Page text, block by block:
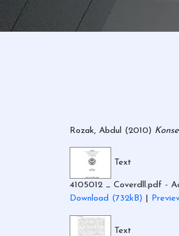
Rozak, Abdul (2010)
Text
4105012 _ Coverdll.pdf -
Download (732kB)
Text